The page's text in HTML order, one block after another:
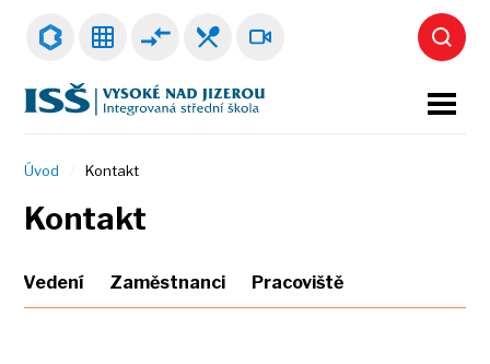
Úvod Kontakt
Kontakt
Vedení Zaměstnanci Pracoviště